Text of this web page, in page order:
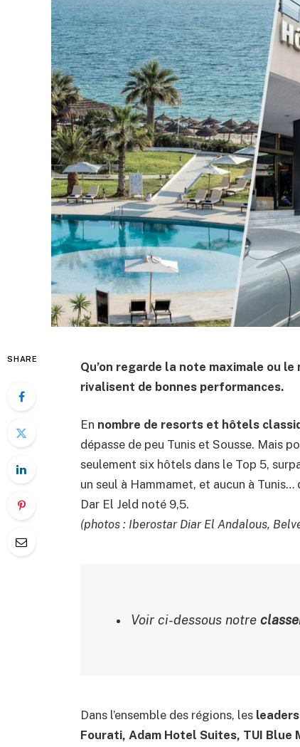
SHARE
Qu’on regarde la note maximale ou
rivalisent de bonnes performances.
En nombre de resorts et hôtels
dépasse de peu Tunis et Sousse. Mais
seulement six hôtels dans le Top 5,
un seul à Hammamet, et aucun à
Dar El Jeld noté 9,5.
(photos : Iberostar Diar El Andalous,
Voir ci-dessous notre
Dans l’ensemble des régions, les leaders
Fourati, Adam Hotel Suites, TUI Blue